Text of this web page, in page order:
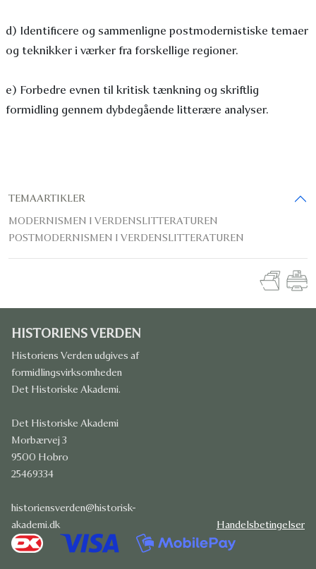
d) Identificere og sammenligne postmodernistiske temaer
og teknikker i værker fra forskellige regioner.
e) Forbedre evnen til kritisk tænkning og skriftlig
formidling gennem dybdegående litterære analyser.
TEMAARTIKLER
MODERNISMEN I VERDENSLITTERATUREN
POSTMODERNISMEN I VERDENSLITTERATUREN
HISTORIENS VERDEN
Historiens Verden udgives af
formidlingsvirksomheden
Det Historiske Akademi.
Det Historiske Akademi
Morbærvej 3
9500 Hobro
25469334
historiensverden@historisk-
akademi.dk
Handelsbetingelser